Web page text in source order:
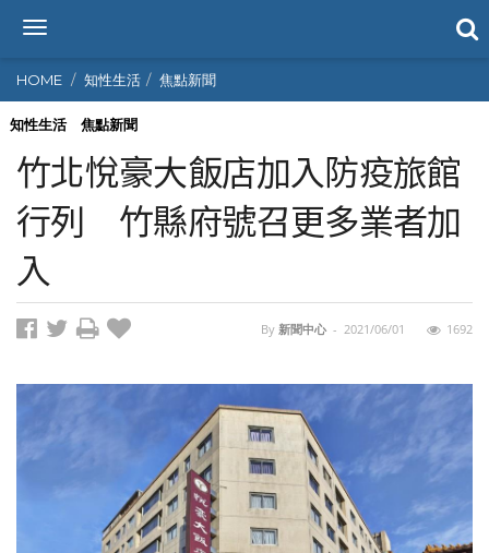
T
g
g
l
n
a
v
i
g
a
t
HOME 知性生活 焦點新聞
知性生活 焦點新聞
竹北悅豪大飯店加入防疫旅館
行列 竹縣府號召更多業者加
入
By 新聞中心 - 2021/06/01 1692